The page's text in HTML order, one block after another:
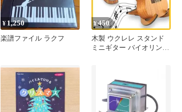
¥ 1,250
楽譜ファイル ラクフ
¥450
木製 ウクレレ スタンド
ミニギター バイオリン